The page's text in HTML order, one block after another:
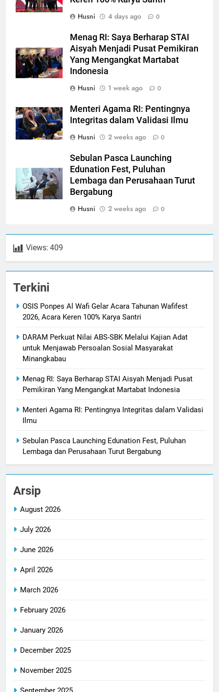
Husni
4 days ago 0
Menag RI: Saya Berharap STAI
Aisyah Menjadi Pusat Pemikiran
Yang Mengangkat Martabat
Indonesia
Husni
1 week ago 0
Menteri Agama RI: Pentingnya
Integritas dalam Validasi Ilmu
Husni
2 weeks ago 0
Sebulan Pasca Launching
Edunation Fest, Puluhan
Lembaga dan Perusahaan Turut
Bergabung
Husni
2 weeks ago 0
Views: 409
Terkini
OSIS Ponpes Al Wafi Gelar Acara Tahunan Wafifest
2026, Acara Keren 100% Karya Santri
DARAM Perkuat Nilai ABS-SBK Melalui Kajian Adat
untuk Menjawab Persoalan Sosial Masyarakat
Minangkabau
Menag RI: Saya Berharap STAI Aisyah Menjadi Pusat
Pemikiran Yang Mengangkat Martabat Indonesia
Menteri Agama RI: Pentingnya Integritas dalam Validasi
Ilmu
Sebulan Pasca Launching Edunation Fest, Puluhan
Lembaga dan Perusahaan Turut Bergabung
Arsip
August 2026
July 2026
June 2026
April 2026
March 2026
February 2026
January 2026
December 2025
November 2025